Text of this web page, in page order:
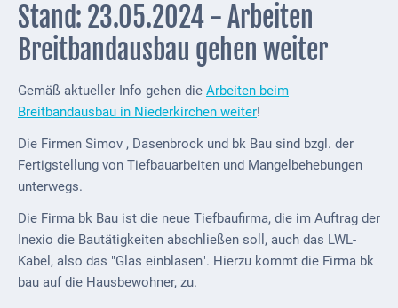
Stand: 23.05.2024 - Arbeiten
Breitbandausbau gehen weiter
Gemäß aktueller Info gehen die Arbeiten beim
Breitbandausbau in Niederkirchen weiter!
Die Firmen Simov , Dasenbrock und bk Bau sind bzgl. der
Fertigstellung von Tiefbauarbeiten und Mangelbehebungen
unterwegs.
Die Firma bk Bau ist die neue Tiefbaufirma, die im Auftrag der
Inexio die Bautätigkeiten abschließen soll, auch das LWL-
Kabel, also das "Glas einblasen". Hierzu kommt die Firma bk
bau auf die Hausbewohner, zu.